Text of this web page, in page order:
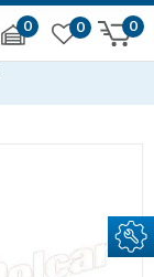
0 0
0